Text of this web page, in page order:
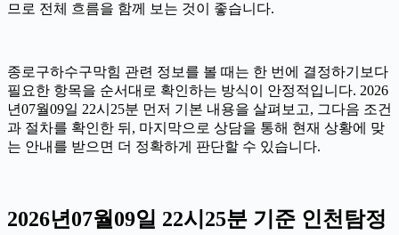
므로 전체 흐름을 함께 보는 것이 좋습니다.
종로구하수구막힘 관련 정보를 볼 때는 한 번에 결정하기보다
필요한 항목을 순서대로 확인하는 방식이 안정적입니다. 2026
년07월09일 22시25분 먼저 기본 내용을 살펴보고, 그다음 조건
과 절차를 확인한 뒤, 마지막으로 상담을 통해 현재 상황에 맞
는 안내를 받으면 더 정확하게 판단할 수 있습니다.
2026년07월09일 22시25분 기준 인천탐정